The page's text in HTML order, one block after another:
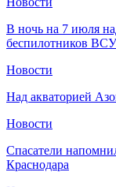
В ночь на 7 июля
беспилотников ВСУ
Новости
Над акваторией
Новости
Спасатели
Краснодара